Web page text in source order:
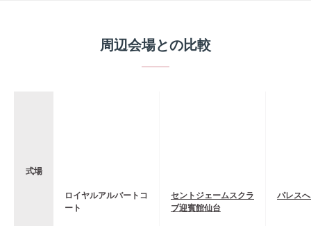
周辺会場との比較
式場
ロイヤルアルバートコ
ート
セントジェームスクラ
ブ迎賓館仙台
パレス